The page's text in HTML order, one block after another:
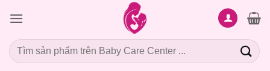
qua
dung
Tìm
kiếm: